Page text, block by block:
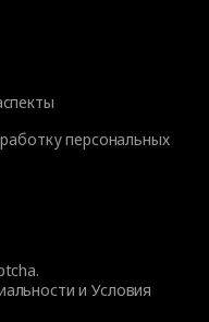
персональных
иУсловия